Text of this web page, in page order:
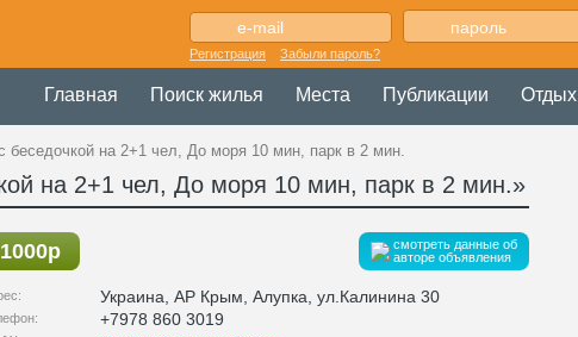
Регистрация Забыли пароль?
Главная Поиск жилья Места Публикации Отдых
беседочкой на 2+1 чел, До моря 10 мин, парк в 2 мин.
на 2+1 чел, До моря 10 мин, парк в 2 мин.»
1000р
смотреть данные об
авторе объявления
Украина АР Крым , Алупка, ул.Калинина 30
+7978 860 3019